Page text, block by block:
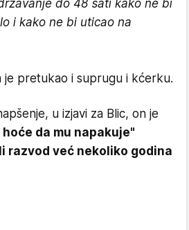
do 48 sati kako ne bi
i kako ne bi uticao na
je pretukao i suprugu i kćerku.
u izjavi za Blic, on je
da mu napakuje"
razvod već nekoliko godina